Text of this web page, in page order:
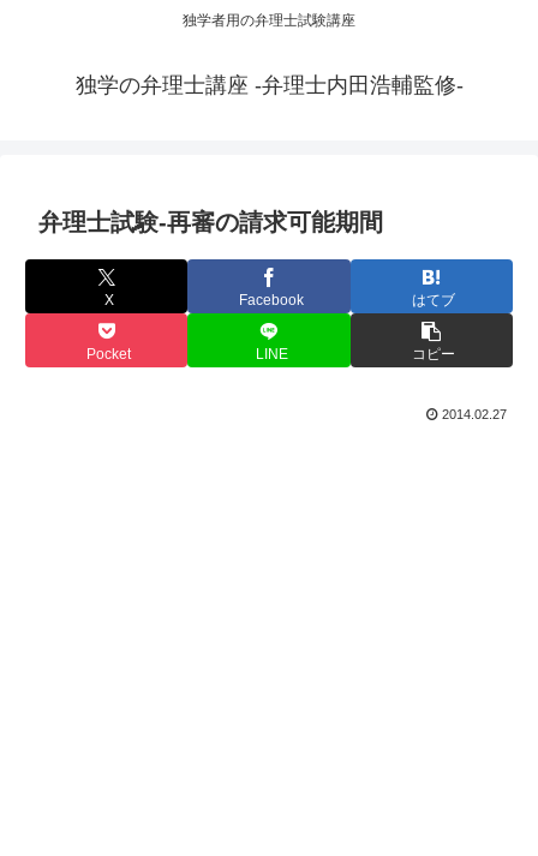
独学者用の弁理士試験講座
独学の弁理士講座 -弁理士内田浩輔監修-
弁理士試験-再審の請求可能期間
X Facebook はてブ
Pocket LINE コピー
2014.02.27